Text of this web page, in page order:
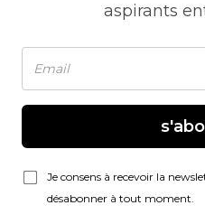
aspirants
Je consens à recevoir la
désabonner à tout moment.